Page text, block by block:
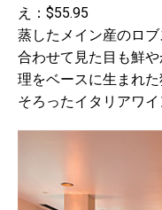
え：$55.95
蒸したメイン産のロ
合わせて見た目も鮮
理をベースに生まれ
そろったイタリアワイ